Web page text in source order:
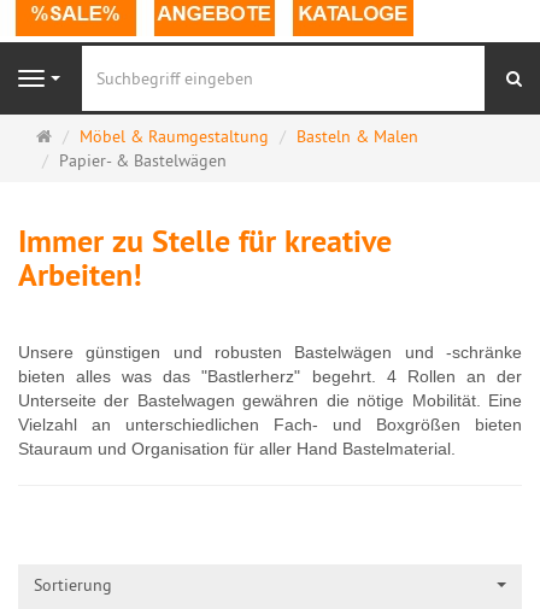
Navigation
Startseite
Möbel & Raumgestaltung
Basteln & Malen
Papier- & Bastelwägen
Immer zu Stelle für kreative
Arbeiten!
Unsere günstigen und robusten Bastelwägen und -schränke
bieten alles was das "Bastlerherz" begehrt. 4 Rollen an der
Unterseite der Bastelwagen gewähren die nötige Mobilität. Eine
Vielzahl an unterschiedlichen Fach- und Boxgrößen bieten
Stauraum und Organisation für aller Hand Bastelmaterial
Sortierung